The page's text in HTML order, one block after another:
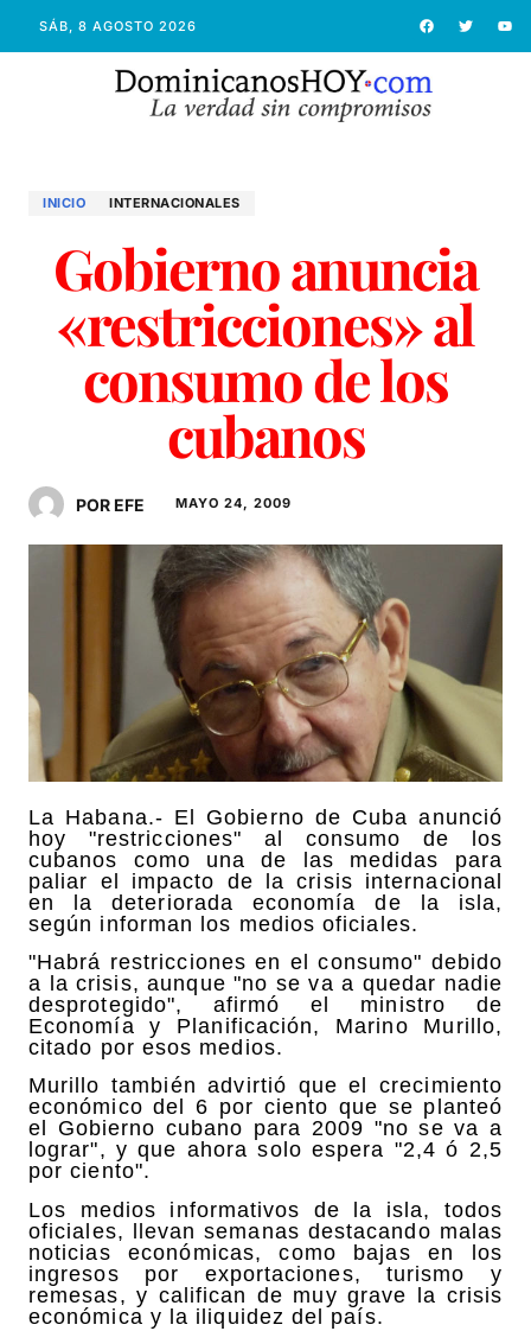
SÁB, 8 AGOSTO 2026
INICIO INTERNACIONALES
Gobierno anuncia
«restricciones» al
consumo de los
cubanos
POR EFE MAYO 24, 2009
La Habana.- El Gobierno de Cuba anunció
hoy "restricciones" al consumo de los
cubanos como una de las medidas para
paliar el impacto de la crisis internacional
en la deteriorada economía de la isla,
según informan los medios oficiales.
"Habrá restricciones en el consumo" debido
a la crisis, aunque "no se va a quedar nadie
desprotegido", afirmó el ministro de
Economía y Planificación, Marino Murillo,
citado por esos medios.
Murillo también advirtió que el crecimiento
económico del 6 por ciento que se planteó
el Gobierno cubano para 2009 "no se va a
lograr", y que ahora solo espera "2,4 ó 2,5
por ciento".
Los medios informativos de la isla, todos
oficiales, llevan semanas destacando malas
noticias económicas, como bajas en los
ingresos por exportaciones, turismo y
remesas, y califican de muy grave la crisis
económica y la iliquidez del país.